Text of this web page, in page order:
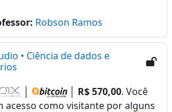
Robson Ramos
• Ciência de dados e
R$ 570,00. Você
acesso como visitante por alguns